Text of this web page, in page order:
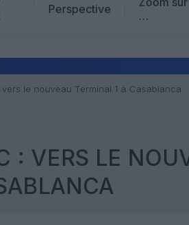
Perspective
…
Avis
le nouveau Terminal 1 à Casablanca
: VERS LE